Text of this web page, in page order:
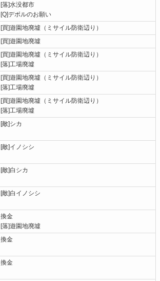
[落]水没都市
[Q]デボルのお願い
[買]遊園地廃墟（ミサイル防衛辺り）
[買]遊園地廃墟
[買]遊園地廃墟（ミサイル防衛辺り）
[落]工場廃墟
[買]遊園地廃墟（ミサイル防衛辺り）
[落]工場廃墟
[買]遊園地廃墟（ミサイル防衛辺り）
[落]工場廃墟
[敵]シカ
[敵]イノシシ
[敵]白シカ
[敵]白イノシシ
換金
[落]遊園地廃墟
換金
換金